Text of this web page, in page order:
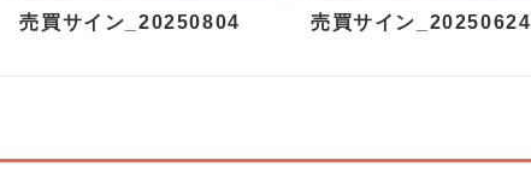
売買サイン_20250804 売買サイン_20250624